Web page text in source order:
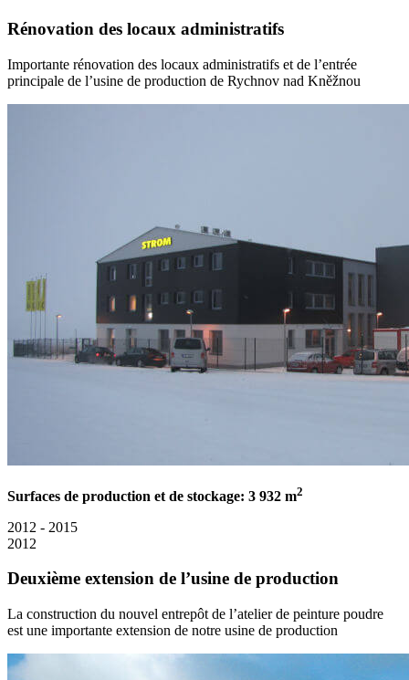
Rénovation des locaux administratifs
Importante rénovation des locaux administratifs et de l’entrée
principale de l’usine de production de Rychnov nad Kněžnou
Surfaces de production et de stockage: 3 932 m2
2012 - 2015
2012
Deuxième extension de l’usine de production
La construction du nouvel entrepôt de l’atelier de peinture poudre
est une importante extension de notre usine de production